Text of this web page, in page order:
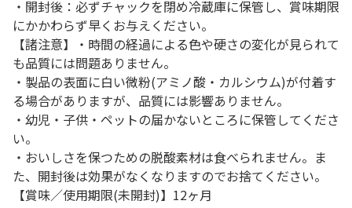
・開封後：必ずチャックを閉め冷蔵庫に保管し、賞味期限
にかかわらず早くお与えください。
【諸注意】・時間の経過による色や硬さの変化が見られて
も品質には問題ありません。
・製品の表面に白い微粉(アミノ酸・カルシウム)が付着す
る場合がありますが、品質には影響ありません。
・幼児・子供・ペットの届かないところに保管してくださ
い。
・おいしさを保つための脱酸素材は食べられません。ま
た、開封後は効果がなくなりますのでお捨てください。
【賞味／使用期限(未開封)】12ヶ月